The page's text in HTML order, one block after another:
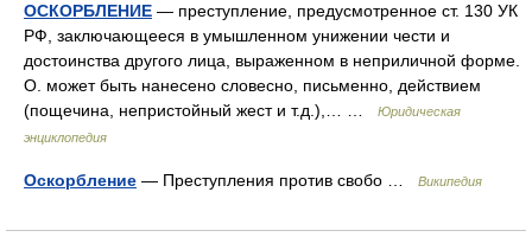
ОСКОРБЛЕНИЕ — преступление, предусмотренное ст. 130 УК
РФ, заключающееся в умышленном унижении чести и
достоинства другого лица, выраженном в неприличной форме.
О. может быть нанесено словесно, письменно, действием
(пощечина, непристойный жест и т.д.),… …
Юридическая
энциклопедия
Оскорбление — Преступления против свобо … Википедия